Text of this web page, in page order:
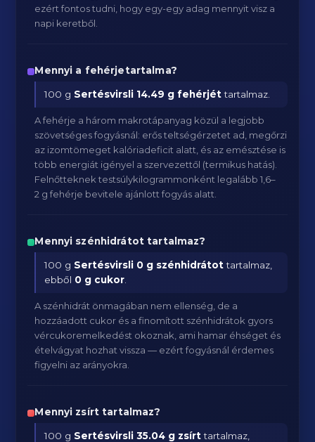
ezért fontos tudni, hogy egy-egy adag mennyit visz a
napi keretből.
Mennyi a fehérjetartalma?
100 g Sertésvirsli 14.49 g fehérjéttartalmaz.
A fehérje a három makrotápanyag közül a legjobb
szövetséges fogyásnál: erős teltségérzetet ad, megőrzi
az izomtömeget kalóriadeficit alatt, és az emésztése is
több energiát igényel a szervezettől (termikus hatás).
Felnőtteknek testsúlykilogrammonként legalább 1,6–
2 g fehérje bevitele ajánlott fogyás alatt.
Mennyi szénhidrátot tartalmaz?
100 g Sertésvirsli 0 g szénhidrátottartalmaz,
ebből 0 g cukor
A szénhidrát önmagában nem ellenség, de a
hozzáadott cukor és a finomított szénhidrátok gyors
vércukoremelkedést okoznak, ami hamar éhséget és
ételvágyat hozhat vissza — ezért fogyásnál érdemes
figyelni az arányokra.
Mennyi zsírt tartalmaz?
100 g Sertésvirsli 35.04 g zsírttartalmaz,